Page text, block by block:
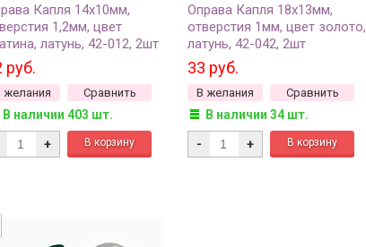
Капля 14х10мм,
1,2мм, цвет
латунь, 42-012, 2шт
руб.
желания Сравнить
В наличии 403 шт.
+
Оправа Капля 18х13мм,
отверстия 1мм, цвет золото,
латунь, 42-042, 2шт
33 руб.
В желания Сравнить
В наличии 34 шт.
- +